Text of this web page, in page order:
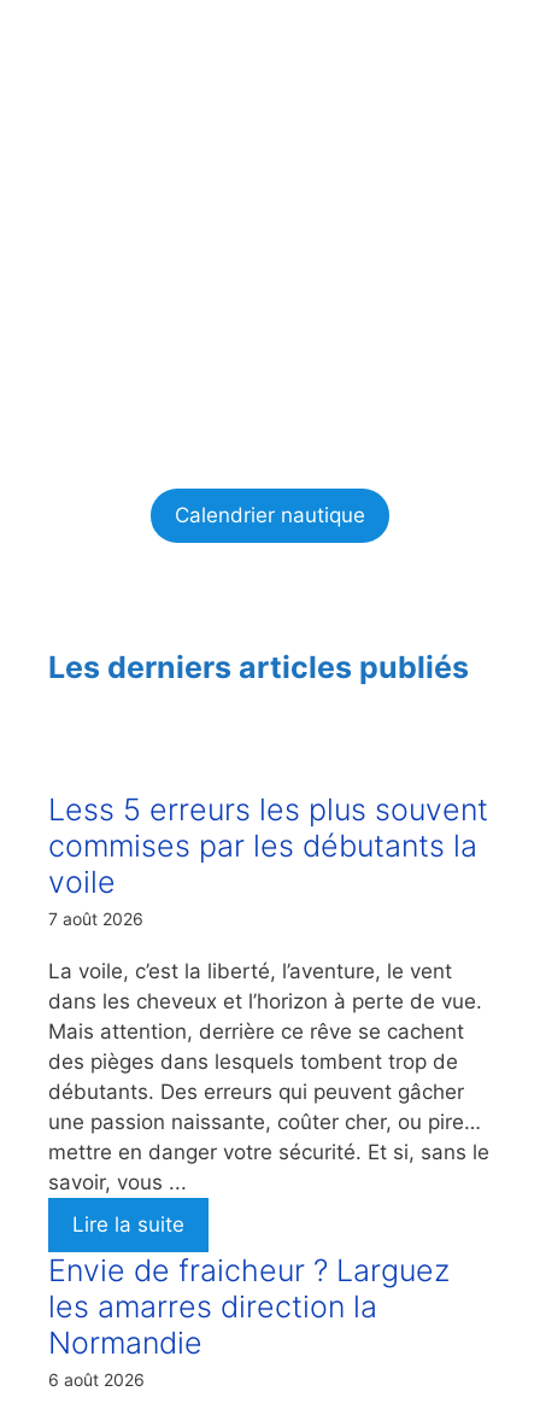
Calendrier nautique
Les derniers articles publiés
Less 5 erreurs les plus souvent
commises par les débutants la
voile
7 août 2026
La voile, c’est la liberté, l’aventure, le vent
dans les cheveux et l’horizon à perte de vue.
Mais attention, derrière ce rêve se cachent
des pièges dans lesquels tombent trop de
débutants. Des erreurs qui peuvent gâcher
une passion naissante, coûter cher, ou pire…
mettre en danger votre sécurité. Et si, sans le
savoir, vous ...
Lire la suite
Envie de fraicheur ? Larguez
les amarres direction la
Normandie
6 août 2026